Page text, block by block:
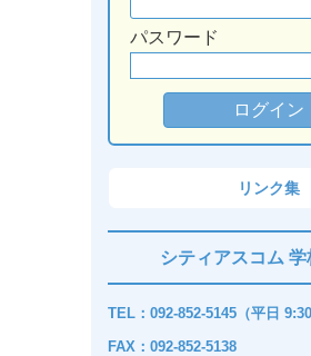
パスワード
リンク集
シティアスコム
TEL：092-852-5145（平日 9:30
FAX：092-852-5138